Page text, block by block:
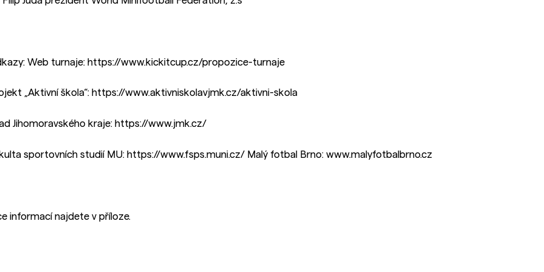
Web turnaje: https://www.kickitcup.cz/propozice-turnaje
„Aktivní škola“: https://www.aktivniskolavjmk.cz/aktivni-skola
Jihomoravského kraje: https://www.jmk.cz/
sportovních studií MU: https://www.fsps.muni.cz/ Malý fotbal Brno: www.malyfotbalbrno.cz
informací najdete v příloze.